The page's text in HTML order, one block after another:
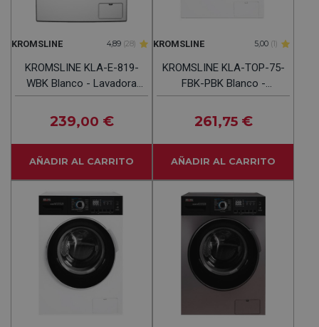
KROMSLINE 4,89 (28)
KROMSLINE KLA-E-819-
WBK Blanco - Lavadora
Carga Frontal 8KG
1400RPM
239,00 €
AÑADIR AL CARRITO
KROMSLINE 5,00 (1)
KROMSLINE KLA-TOP-75-
FBK-PBK Blanco -
Lavadora Carga Frontal
7KG 1400RPM
261,75 €
AÑADIR AL CARRITO